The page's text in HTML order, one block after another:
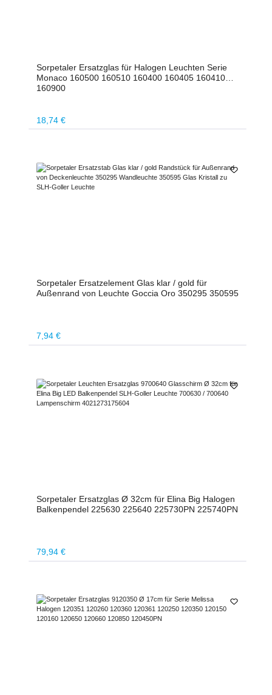
Sorpetaler Ersatzglas für Halogen Leuchten Serie
Monaco 160500 160510 160400 160405 160410
160900
Regulärer Preis:
18,74 €
Sorpetaler Ersatzelement Glas klar / gold für
Außenrand von Leuchte Goccia Oro 350295 350595
Regulärer Preis:
7,94 €
Sorpetaler Ersatzglas Ø 32cm für Elina Big Halogen
Balkenpendel 225630 225640 225730PN 225740PN
Regulärer Preis:
79,94 €